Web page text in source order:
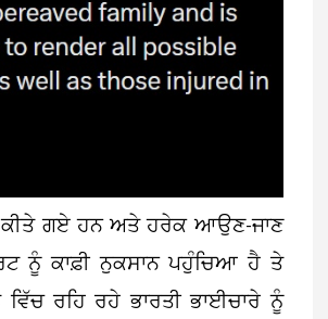
ਗਏ ਹਨ ਅਤੇ ਹਰੇਕ ਆਉਣ-ਜਾਣ
ਨੂੰ ਕਾਫ਼ੀ ਨੁਕਸਾਨ ਪਹੁੰਚਿਆ ਹੈ ਤੇ
ਰਹਿ ਰਹੇ ਭਾਰਤੀ ਭਾਈਚਾਰੇ ਨੂੰ